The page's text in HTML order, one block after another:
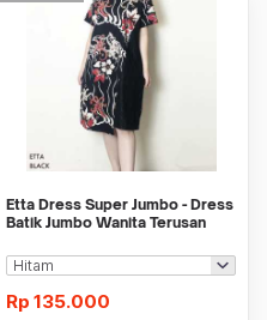
Etta Dress Super Jumbo - Dress
Batik Jumbo Wanita Terusan
Rp 135.000